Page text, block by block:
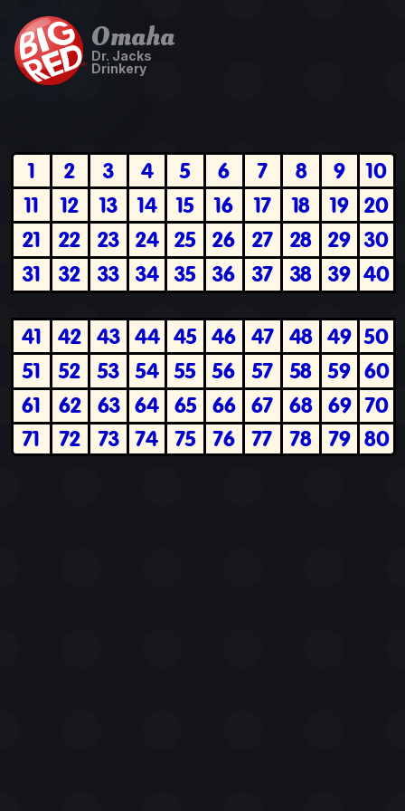
Omaha
Dr. Jacks
Drinkery
1 2 3 4 5 6 7 8 9
10
11
12 13 14 15 16 17 18 19 20
21
22 23 24 25 26 27 28 29 30
31
32 33 34 35 36 37 38 39 40
41 42 43 44 45 46 47 48 49 50
51
52 53 54 55 56 57 58 59 60
61
62 63 64 65 66 67 68 69 70
71
72 73 74 75 76 77 78 79 80